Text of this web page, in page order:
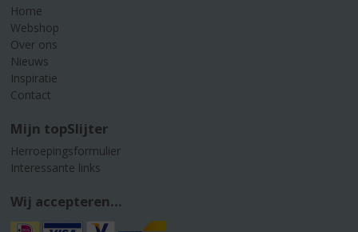
Home
Webshop
Over ons
Nieuws
Inspiratie
Contact
Mijn topSlijter
Herroepingsformulier
Interessante links
Wij accepteren...